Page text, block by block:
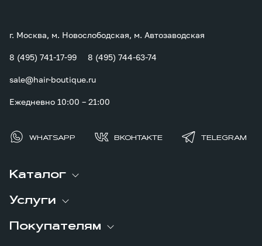
Каталог
Услуги
Покупателям
г. Москва, м. Новослободская, м. Автозаводская
8 (495) 741-17-99 8 (495) 744-63-74
sale@hair-boutique.ru
Ежедневно 10:00 – 21:00
WHATSAPP ВКОНТАКТЕ TELEGRAM